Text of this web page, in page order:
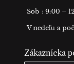
Sob : 9:00 –
V nedeľu a
Zákaznícka